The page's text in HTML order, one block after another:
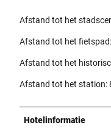
Afstand tot het
Afstand tot het
Afstand tot het
Afstand tot het station:
Hotelinformatie